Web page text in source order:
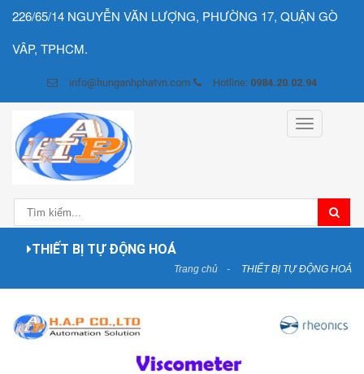
226/65/14 NGUYỄN VĂN LƯỢNG, PHƯỜNG 17, QUẬN GÒ
VÂP, TPHCM.
info@hunganhphatvn.com Hotline: 0984.20.02.94
Toggle
navigation
THIẾT BỊ TỰ ĐỘNG HOÁ
Trang chủ THIẾT BỊ TỰ ĐỘNG HOÁ